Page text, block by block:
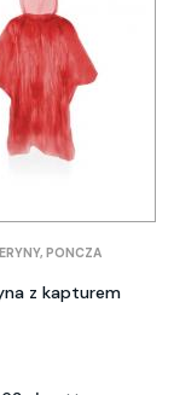
PONCZA
z kapturem